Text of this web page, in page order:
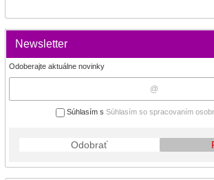
Newsletter
Odoberajte aktuálne novinky
Súhlasím s Súhlasím so spracovaním
Odobrať